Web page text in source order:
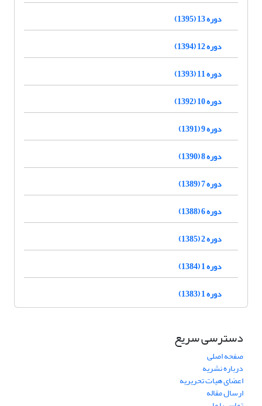
دوره 13 (1395)
دوره 12 (1394)
دوره 11 (1393)
دوره 10 (1392)
دوره 9 (1391)
دوره 8 (1390)
دوره 7 (1389)
دوره 6 (1388)
دوره 2 (1385)
دوره 1 (1384)
دوره 1 (1383)
دسترسی سریع
صفحه اصلی
درباره نشریه
اعضای هیات تحریریه
ارسال مقاله